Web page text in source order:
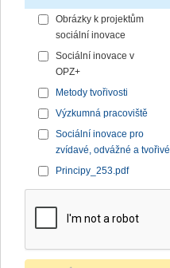
Obrázky k projektům
sociální inovace
Sociální inovace v
OPZ+
Metody tvořivosti
Výzkumná pracoviště
Sociální inovace pro
zvídavé, odvážné a tvořivé
Principy_253.pdf